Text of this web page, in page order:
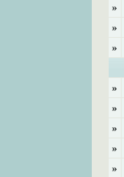
»
»
»
»
»
»
»
»